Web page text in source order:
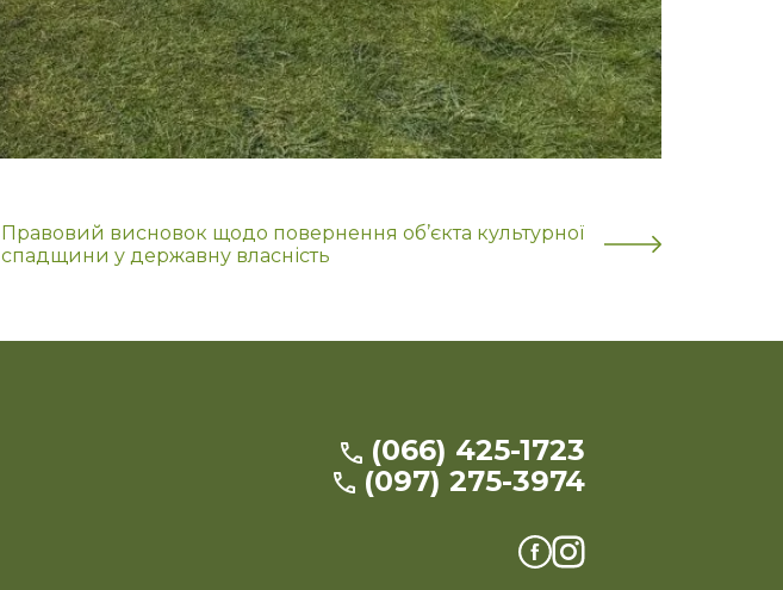
Правовий висновок щодо повернення об’єкта культурної
спадщини у державну власність
(066) 425-1723
(097) 275-3974